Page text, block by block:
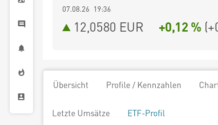
07.08.26 19:36
12,0580 EUR +0,12 % (
Übersicht Profile / Kennzahlen
Letzte Umsätze ETF-Profil